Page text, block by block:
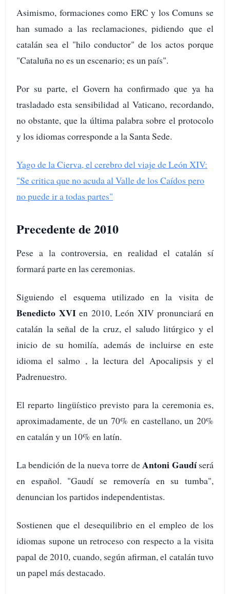
Asimismo, formaciones como ERC y los Comuns se
han sumado a las reclamaciones, pidiendo que el
catalán sea el "hilo conductor" de los actos porque
"Cataluña no es un escenario; es un país".
Por su parte, el Govern ha confirmado que ya ha
trasladado esta sensibilidad al Vaticano, recordando,
no obstante, que la última palabra sobre el protocolo
y los idiomas corresponde a la Santa Sede.
Yago de la Cierva, el cerebro del viaje de León XIV:
"Se critica que no acuda al Valle de los Caídos pero
no puede ir a todas partes"
Precedente de 2010
Pese a la controversia, en realidad el catalán sí
formará parte en las ceremonias.
Siguiendo el esquema utilizado en la visita de
Benedicto XVIen 2010, León XIV pronunciará en
catalán la señal de la cruz, el saludo litúrgico y el
inicio de su homilía, además de incluirse en este
idioma el salmo , la lectura del Apocalipsis y el
Padrenuestro.
El reparto lingüístico previsto para la ceremonia es,
aproximadamente, de un 70% en castellano, un 20%
en catalán y un 10% en latín.
La bendición de la nueva torre deAntoni Gaudí será
en español. "Gaudí se removería en su tumba",
denuncian los partidos independentistas.
Sostienen que el desequilibrio en el empleo de los
idiomas supone un retroceso con respecto a la visita
papal de 2010, cuando, según afirman, el catalán tuvo
un papel más destacado.